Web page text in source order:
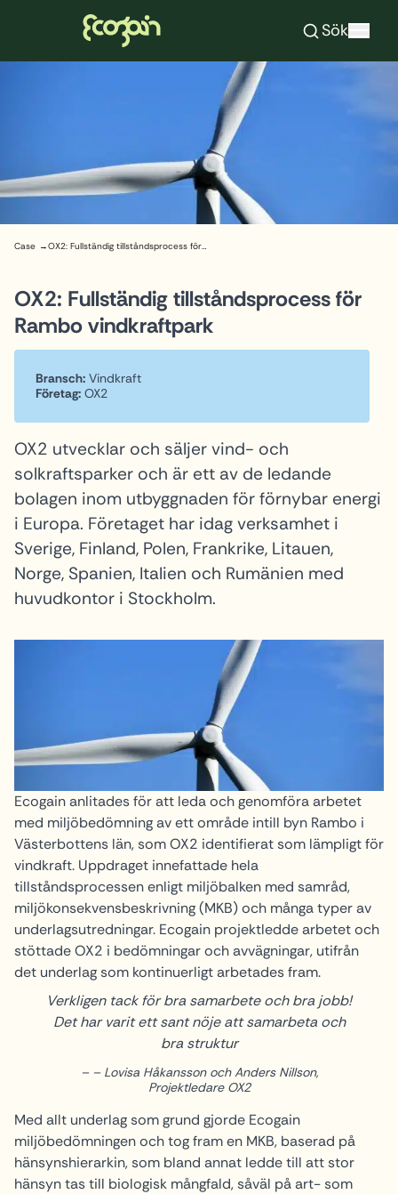
Hoppa till innehåll
Sök
Case OX2: Fullständig tillståndsprocess för Rambo vindkraftpark
OX2: Fullständig tillståndsprocess för
Rambo vindkraftpark
Bransch: Vindkraft
Företag: OX2
OX2 utvecklar och säljer vind- och
solkraftsparker och är ett av de ledande
bolagen inom utbyggnaden för förnybar energi
i Europa. Företaget har idag verksamhet i
Sverige, Finland, Polen, Frankrike, Litauen,
Norge, Spanien, Italien och Rumänien med
huvudkontor i Stockholm.
Ecogain anlitades för att leda och genomföra arbetet
med miljöbedömning av ett område intill byn Rambo i
Västerbottens län, som OX2 identifierat som lämpligt för
vindkraft. Uppdraget innefattade hela
tillståndsprocessen enligt miljöbalken med samråd,
miljökonsekvensbeskrivning (MKB) och många typer av
underlagsutredningar. Ecogain projektledde arbetet och
stöttade OX2 i bedömningar och avvägningar, utifrån
det underlag som kontinuerligt arbetades fram.
Verkligen tack för bra samarbete och bra jobb!
Det har varit ett sant nöje att samarbeta och
bra struktur
– Lovisa Håkansson och Anders Nillson,
Projektledare OX2
Med allt underlag som grund gjorde Ecogain
miljöbedömningen och tog fram en MKB, baserad på
hänsynshierarkin, som bland annat ledde till att stor
hänsyn tas till biologisk mångfald, såväl på art- som